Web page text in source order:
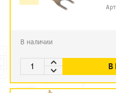
В наличии
В